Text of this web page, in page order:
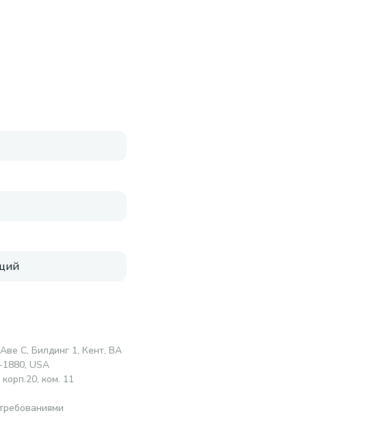
С, Билдинг 1, Кент, ВА
USA
ком. 11